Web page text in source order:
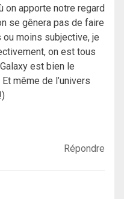
on apporte notre regard
se gênera pas de faire
moins subjective, je
on est tous
est bien le
même de l’univers
Répondre